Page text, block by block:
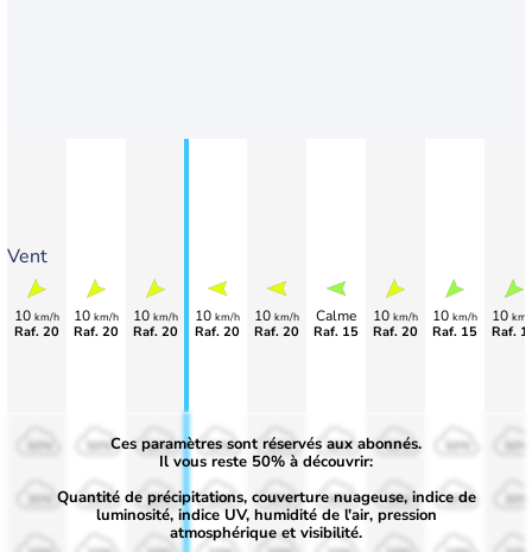
Vent
10 km/h
Raf. 20
10 km/h
Raf. 20
10 km/h
Raf. 20
10 km/h
Raf. 20
10 km/h
Raf. 20
Calme
Raf. 15
10 km/h
Raf. 20
10 km/h
Raf. 15
10
Raf.
50%
30%
50%
30%
50%
30%
50%
30%
50%
30%
50%
30%
50%
30%
Ces paramètres sont réservés aux abonnés.
Il vous reste 50% à découvrir:
Quantité de précipitations, couverture nuageuse, indice de
luminosité, indice UV, humidité de l'air, pression
atmosphérique et visibilité.